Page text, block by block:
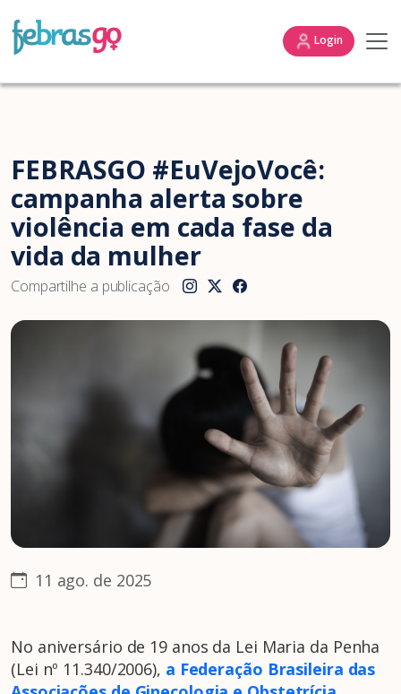
Login
FEBRASGO #EuVejoVocê:
campanha alerta sobre
violência em cada fase da
vida da mulher
Compartilhe a publicação
11 ago. de 2025
No aniversário de 19 anos da Lei Maria da Penha
(Lei nº 11.340/2006), a Federação Brasileira das